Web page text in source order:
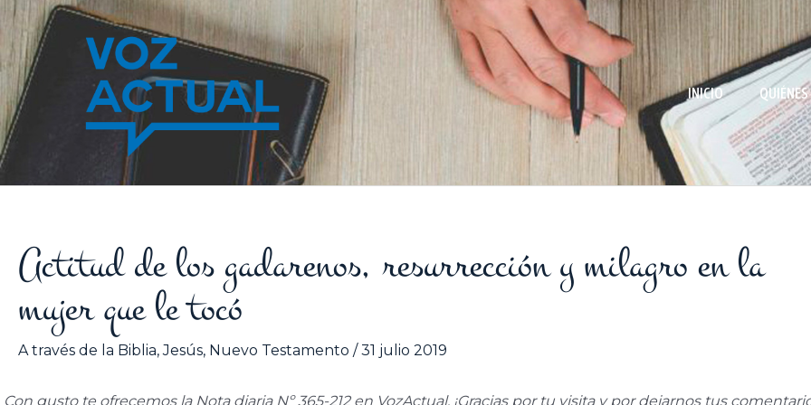
contenido
INICIO
Actitud de los gadarenos, resurrección y milagro en la
mujer que le tocó
A través de la Biblia,Jesús, Nuevo Testamento /31 julio 2019
Con gusto te ofrecemos la Nota diaria Nº 365-212 en VozActual. ¡Gracias por tu visita y por dejarnos tus